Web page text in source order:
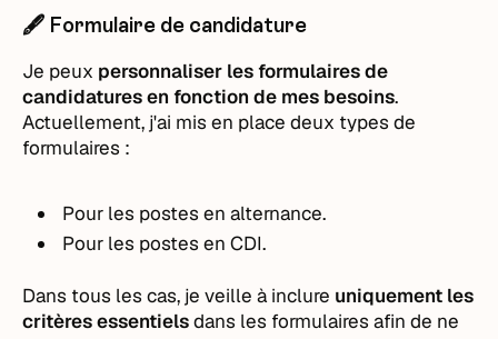
🖋️ Formulaire de candidature
Je peux personnaliser les formulaires de
candidatures en fonction de mes besoins.
Actuellement, j'ai mis en place deux types de
formulaires :
Pour les postes en alternance.
Pour les postes en CDI.
Dans tous les cas, je veille à inclure uniquement les
critères essentielsdans les formulaires afin de ne